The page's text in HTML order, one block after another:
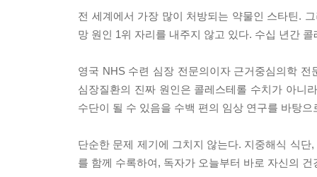
전 세계에서 가장 많이 처방되는 약물인 스타틴.
망 원인 1위 자리를 내주지 않고 있다. 수십 년간
영국 NHS 수련 심장 전문의이자 근거중심의학
심장질환의 진짜 원인은 콜레스테롤 수치가 아니
수단이 될 수 있음을 수백 편의 임상 연구를 바탕으
단순한 문제 제기에 그치지 않는다. 지중해식 식
를 함께 수록하여, 독자가 오늘부터 바로 자신의